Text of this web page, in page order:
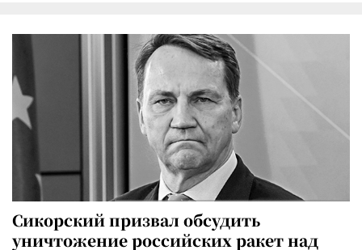
Сикорский призвал обсудить
уничтожение российских ракет над